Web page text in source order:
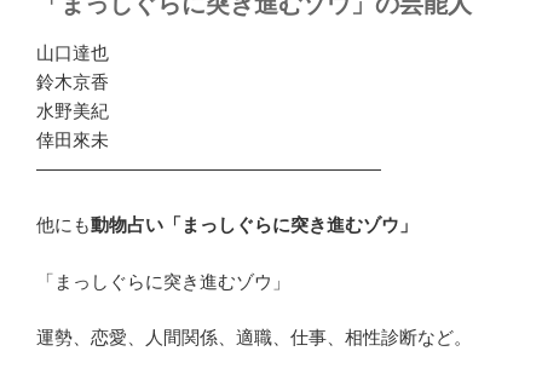
山口達也
鈴木京香
水野美紀
倖田來未
―――――――――――――――――――
他にも動物占い「まっしぐらに突き進むゾウ」
「まっしぐらに突き進むゾウ」
運勢、恋愛、人間関係、適職、仕事、相性診断など。